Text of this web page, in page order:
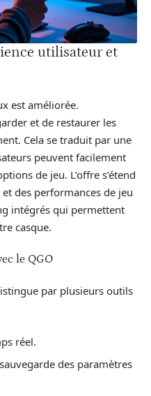
utilisateur et
est améliorée.
et de restaurer les
Cela se traduit par une
peuvent facilement
de jeu. L’offre s’étend
des performances de jeu
intégrés qui permettent
casque.
le QGO
par plusieurs outils
réel.
des paramètres